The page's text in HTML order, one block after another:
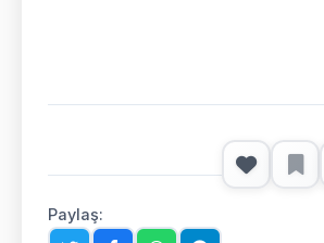
Paylaş: